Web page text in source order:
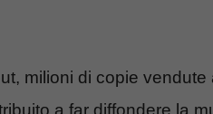
milioni di copie
a far diffondere la